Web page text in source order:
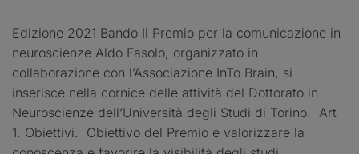
Edizione 2021 Bando Il Premio per la comunicazione in
neuroscienze Aldo Fasolo, organizzato in
collaborazione con l’Associazione InTo Brain, si
inserisce nella cornice delle attività del Dottorato in
Neuroscienze dell’Università degli Studi di Torino. Art
1. Obiettivi. Obiettivo del Premio è valorizzare la